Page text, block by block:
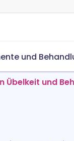
und
Übelkeit und